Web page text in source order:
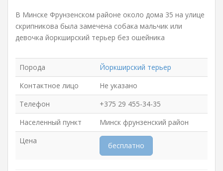
В Минске Фрунзенском районе около дома 35 на улице
скрипникова была замечена собака мальчик или
девочка йоркширский терьер без ошейника
Порода
Йоркширский терьер
Контактное лицо
Не указано
Телефон
+375 29 455-34-35
Населенный пункт
Минск фрунзенский район
Цена
бесплатно